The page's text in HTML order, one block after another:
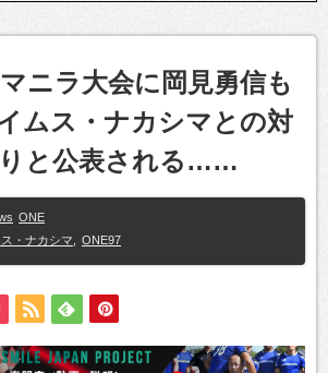
マニラ大会に岡見勇信も
ムス・ナカシマとの対
と公表される……
ONE
・ナカシマ ONE97